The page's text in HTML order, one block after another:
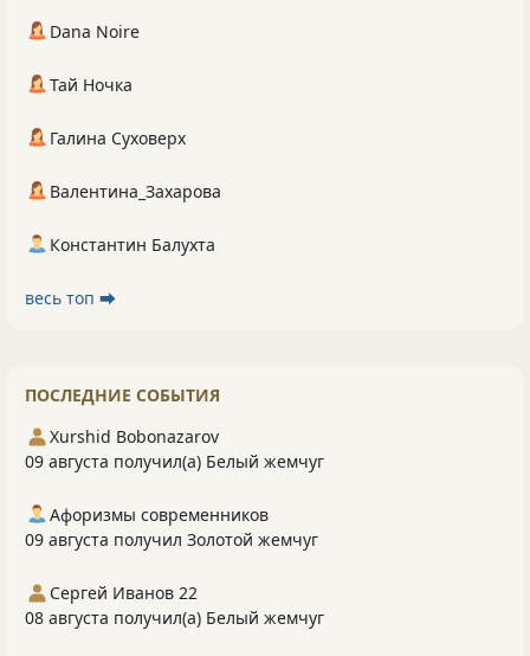
Dana Noire
Тай Ночка
Галина Суховерх
Валентина_Захарова
Константин Балухта
весь топ ⮕
ПОСЛЕДНИЕ СОБЫТИЯ
Xurshid Bobonazarov
09 августа получил(а) Белый жемчуг
Афоризмы современников
09 августа получил Золотой жемчуг
Сергей Иванов 22
08 августа получил(а) Белый жемчуг